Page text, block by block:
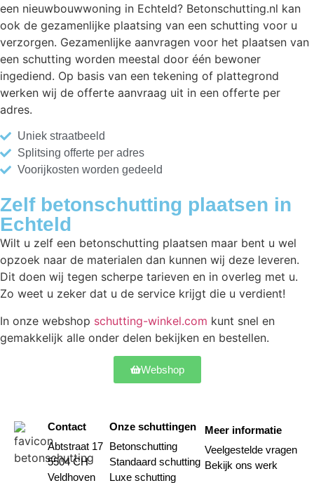
een nieuwbouwwoning in Echteld? Betonschutting.nl kan
ook de gezamenlijke plaatsing van een schutting voor u
verzorgen. Gezamenlijke aanvragen voor het plaatsen van
een schutting worden meestal door één bewoner
ingediend. Op basis van een tekening of plattegrond
werken wij de offerte aanvraag uit in een offerte per
adres.
Uniek straatbeeld
Splitsing offerte per adres
Voorijkosten worden gedeeld
Zelf betonschutting plaatsen in
Echteld
Wilt u zelf een betonschutting plaatsen maar bent u wel
opzoek naar de materialen dan kunnen wij deze leveren.
Dit doen wij tegen scherpe tarieven en in overleg met u.
Zo weet u zeker dat u de service krijgt die u verdient!
In onze webshop schutting-winkel.com kunt snel en
gemakkelijk alle onder delen bekijken en bestellen.
Webshop
Contact
Abtstraat 17
5504 CH
Veldhoven
Onze schuttingen
Betonschutting
Standaard schutting
Luxe schutting
Meer informatie
Veelgestelde vragen
Bekijk ons werk